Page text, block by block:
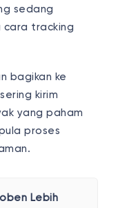
sedang
cara tracking
bagikan ke
kirim
yang paham
proses
Lebih